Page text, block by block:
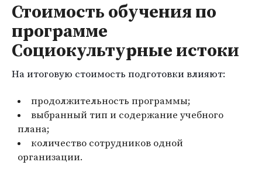
Стоимость обучения по
программе
Социокультурные истоки
На итоговую стоимость подготовки влияют:
продолжительность программы;
выбранный тип и содержание учебного
плана;
количество сотрудников одной
организации.